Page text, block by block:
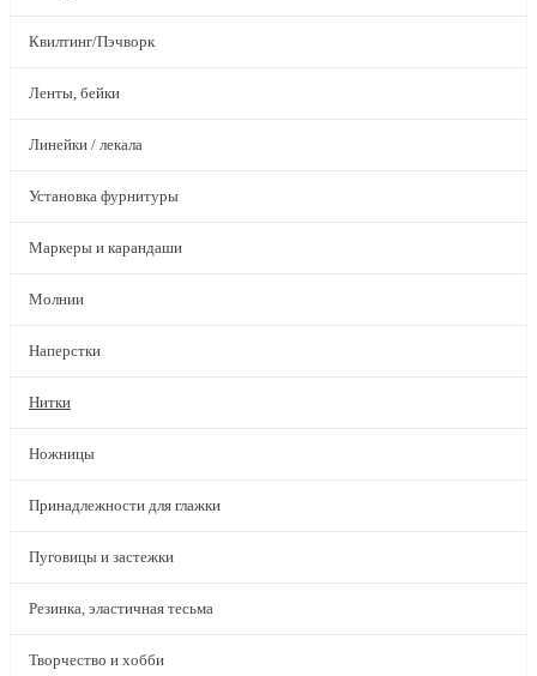
Квилтинг/Пэчворк
Ленты, бейки
Линейки / лекала
Установка фурнитуры
Маркеры и карандаши
Молнии
Наперстки
Нитки
Ножницы
Принадлежности для глажки
Пуговицы и застежки
Резинка, эластичная тесьма
Творчество и хобби